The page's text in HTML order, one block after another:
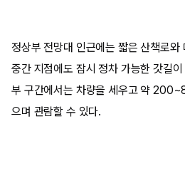
정상부 전망대 인근에는 짧은 산책로와
중간 지점에도 잠시 정차 가능한 갓길
부 구간에서는 차량을 세우고 약
으며 관람할 수 있다.